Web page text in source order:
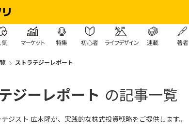
気 マーケット 特集 初心者 ライフデザイン 連載 著者
ストラテジーレポート
ジーレポート の記事一覧
ジスト 広木隆が、実践的な株式投資戦略をご提供します。